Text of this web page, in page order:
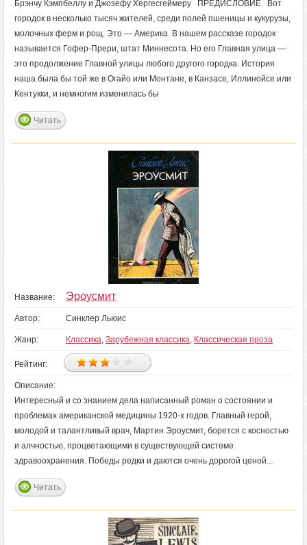
Брэнчу Кэмпбеллу и Джозефу Хергесгеймеру ПРЕДИСЛОВИЕ Вот
городок в несколько тысяч жителей, среди полей пшеницы и кукурузы,
молочных ферм и рощ. Это — Америка. В нашем рассказе городок
называется Гофер-Прери, штат Миннесота. Но его Главная улица —
это продолжение Главной улицы любого другого городка. История
наша была бы той же в Огайо или Монтане, в Канзасе, Иллинойсе или
Кентукки, и немногим изменилась бы
Читать
Название: Эроусмит
Автор: Синклер Льюис
Жанр: Классика, Зарубежная классика, Классическая проза
Рейтинг:
Описание:
Интересный и со знанием дела написанный роман о состоянии и
проблемах американской медицины 1920-х годов. Главный герой,
молодой и талантливый врач, Мартин Эроусмит, борется с косностью
и алчностью, процветающими в существующей системе
здравоохранения. Победы редки и даются очень дорогой ценой...
Читать